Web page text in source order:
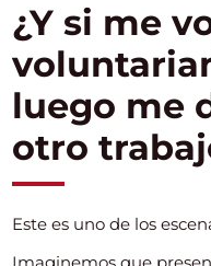
¿Y si me
luego me
otro
Este es uno de los